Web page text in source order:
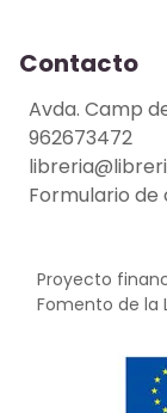
Contacto
Avda. Camp
962673472
Formulario
Proyecto
Fomento de la